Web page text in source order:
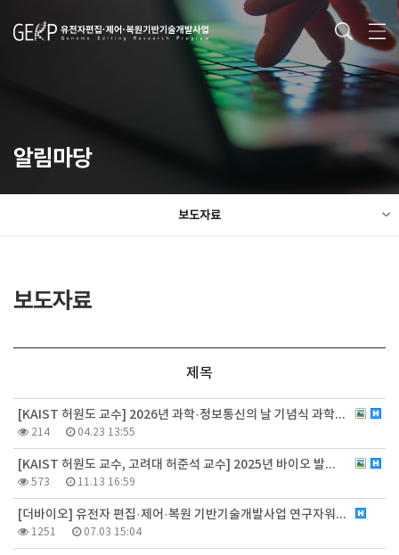
알림마당
보도자료
보도자료
제목
[KAIST 허원도 교수] 2026년 과학·정보통신의 날 기념식 과학기술훈장 웅비장 수상
214 04.23 13:55
[KAIST 허원도 교수, 고려대 허준석 교수] 2025년 바이오 발전 유공 장관표창
573 11.13 16:59
[더바이오] 유전자 편집·제어·복원 기반기술개발사업 연구자워크숍 개최_2024.06.24.
1251 07.03 15:04